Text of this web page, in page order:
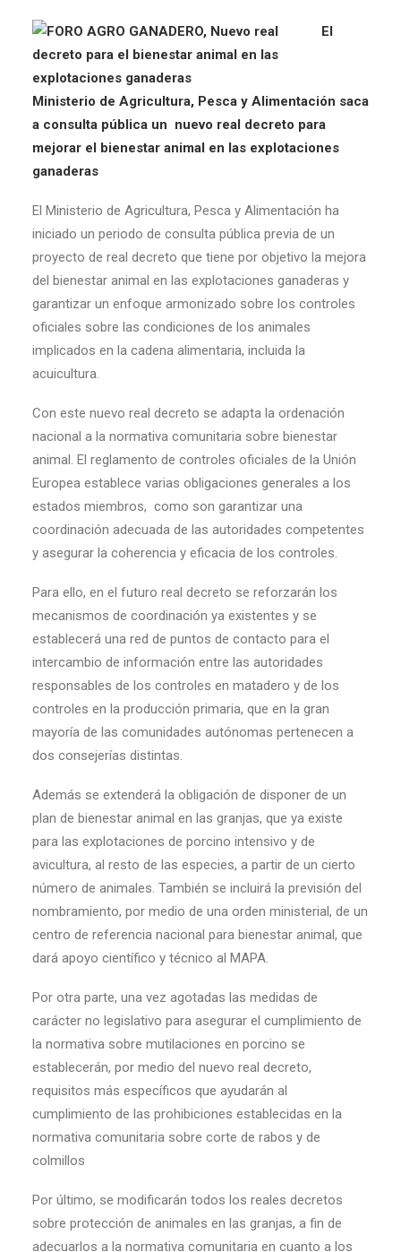
El
Ministerio de Agricultura, Pesca y Alimentación saca
a consulta pública un nuevo real decreto para
mejorar el bienestar animal en las explotaciones
ganaderas
El Ministerio de Agricultura, Pesca y Alimentación ha
iniciado un periodo de consulta pública previa de un
proyecto de real decreto que tiene por objetivo la mejora
del bienestar animal en las explotaciones ganaderas y
garantizar un enfoque armonizado sobre los controles
oficiales sobre las condiciones de los animales
implicados en la cadena alimentaria, incluida la
acuicultura.
Con este nuevo real decreto se adapta la ordenación
nacional a la normativa comunitaria sobre bienestar
animal. El reglamento de controles oficiales de la Unión
Europea establece varias obligaciones generales a los
estados miembros, como son garantizar una
coordinación adecuada de las autoridades competentes
y asegurar la coherencia y eficacia de los controles.
Para ello, en el futuro real decreto se reforzarán los
mecanismos de coordinación ya existentes y se
establecerá una red de puntos de contacto para el
intercambio de información entre las autoridades
responsables de los controles en matadero y de los
controles en la producción primaria, que en la gran
mayoría de las comunidades autónomas pertenecen a
dos consejerías distintas.
Además se extenderá la obligación de disponer de un
plan de bienestar animal en las granjas, que ya existe
para las explotaciones de porcino intensivo y de
avicultura, al resto de las especies, a partir de un cierto
número de animales. También se incluirá la previsión del
nombramiento, por medio de una orden ministerial, de un
centro de referencia nacional para bienestar animal, que
dará apoyo científico y técnico al MAPA.
Por otra parte, una vez agotadas las medidas de
carácter no legislativo para asegurar el cumplimiento de
la normativa sobre mutilaciones en porcino se
establecerán, por medio del nuevo real decreto,
requisitos más específicos que ayudarán al
cumplimiento de las prohibiciones establecidas en la
normativa comunitaria sobre corte de rabos y de
colmillos
Por último, se modificarán todos los reales decretos
sobre protección de animales en las granjas, a fin de
adecuarlos a la normativa comunitaria en cuanto a los